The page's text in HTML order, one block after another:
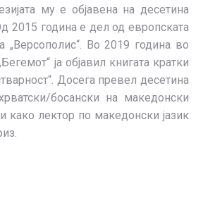
му е објавена на десетина
2015 година е дел од европската
„Версополис“. Во 2019 година во
ја објавил книгата кратки
Досега превел десетина
босански на македонски
како лектор по македонски јазик